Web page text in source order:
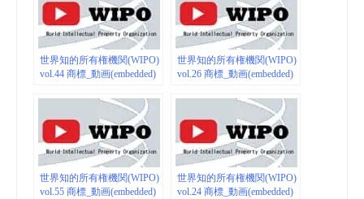
世界知的所有権機関(WIPO)
vol.44 商標_動画(embedded)
世界知的所有権機関(WIPO)
vol.26 商標_動画(embedded)
世界知的所有権機関(WIPO)
vol.55 商標_動画(embedded)
世界知的所有権機関(WIPO)
vol.24 商標_動画(embedded)